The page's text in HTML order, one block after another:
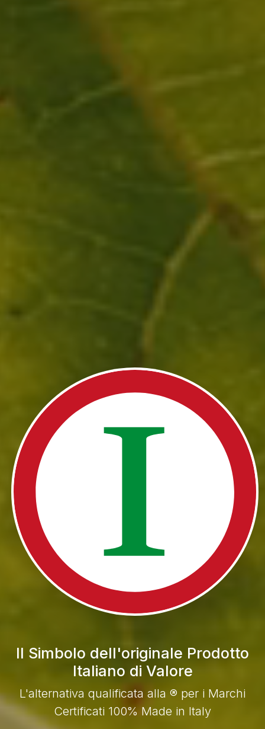
Il Simbolo dell'originale Prodotto
Italiano di Valore
L'alternativa qualificata alla ® per i Marchi
Certificati 100% Made in Italy